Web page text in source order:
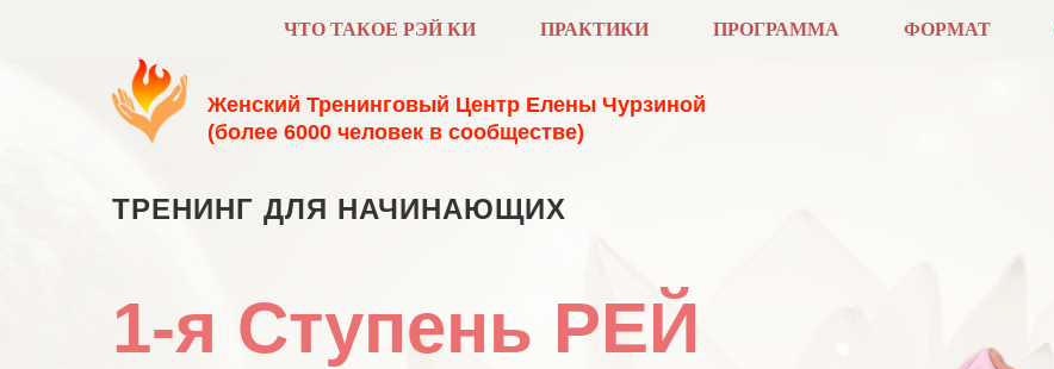
ЧТО ТАКОЕ РЭЙ КИ ПРАКТИКИ ПРОГРАММА ФОРМАТ
Женский Тренинговый Центр Елены Чурзиной
(более 6000 человек в сообществе)
ТРЕНИНГ ДЛЯ НАЧИНАЮЩИХ
1-я Ступень РЕЙ